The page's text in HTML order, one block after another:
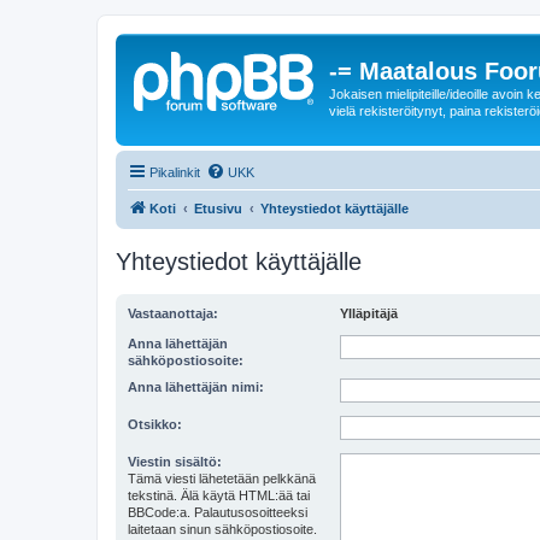
-= Maatalous
Jokaisen mielipiteille/ideoille avoin
vielä rekisteröitynyt, paina
Pikalinkit UKK
Koti Etusivu Yhteystiedot käyttäjälle
Yhteystiedot käyttäjälle
Vastaanottaja: Ylläpitäjä
Anna lähettäjän
sähköpostiosoite:
Anna lähettäjän nimi:
Otsikko:
Viestin sisältö:
Tämä viesti lähetetään pelkkänä
tekstinä. Älä käytä HTML:ää tai
BBCode:a. Palautusosoitteeksi
laitetaan sinun sähköpostiosoite.